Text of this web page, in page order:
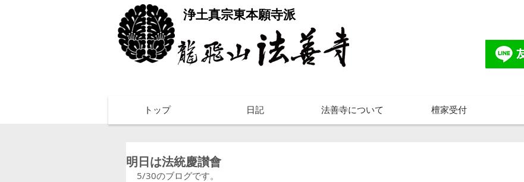
​浄土真宗東本願寺派
トップ 日記 法善寺について 檀家受付
明日は法統慶讃會
5/30のブログです。